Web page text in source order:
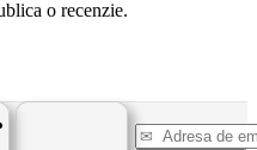
o recenzie.